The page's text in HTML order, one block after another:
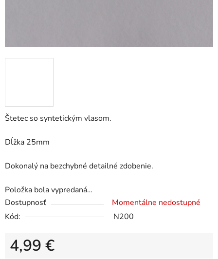
Štetec so syntetickým vlasom.
Dĺžka 25mm
Dokonalý na bezchybné detailné zdobenie.
Položka bola vypredaná…
Dostupnosť
Momentálne nedostupné
Kód:
N200
4,99 €